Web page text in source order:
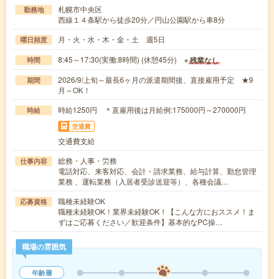
勤務地
札幌市中央区
西線１４条駅から徒歩20分／円山公園駅から車8分
曜日頻度 月・火・水・木・金・土 週5日
時間 8:45～17:30(実働:8時間) (休憩45分) ※残業なし
期間
2026/9/上旬～最長6ヶ月の派遣期間後、直接雇用予定 ★9
月～OK！
時給 時給1250円 ＊直雇用後は月給例:175000円～270000円
交通費
交通費支給
仕事内容
総務・人事・労務
電話対応、来客対応、会計・請求業務、給与計算、勤怠管理
業務 、運転業務（入居者受診送迎等）、各種会議…
応募資格
職種未経験OK
職種未経験OK！業界未経験OK！【こんな方におススメ！ま
ずはご応募ください／歓迎条件】基本的なPC操…
職場の雰囲気
年齢層